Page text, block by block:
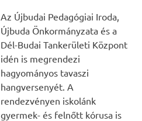
Az Újbudai Pedagógiai Iroda,
Újbuda Önkormányzata és a
Dél-Budai Tankerületi Központ
idén is megrendezi
hagyományos tavaszi
hangversenyét. A
rendezvényen iskolánk
gyermek- és felnőtt kórusa is